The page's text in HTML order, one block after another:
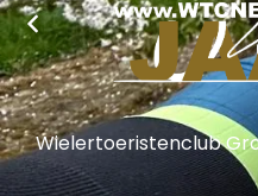
Wielertoeristenclub